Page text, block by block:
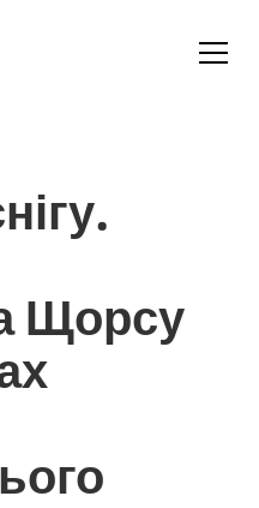
Щорсу